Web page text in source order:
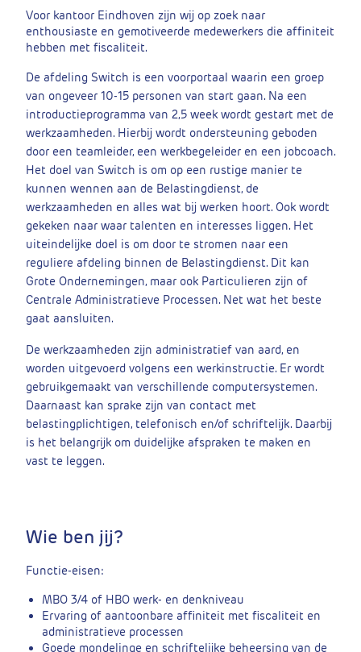
Voor kantoor Eindhoven zijn wij op zoek naar
enthousiaste en gemotiveerde medewerkers die affiniteit
hebben met fiscaliteit.
De afdeling Switch is een voorportaal waarin een groep
van ongeveer 10-15 personen van start gaan. Na een
introductieprogramma van 2,5 week wordt gestart met de
werkzaamheden. Hierbij wordt ondersteuning geboden
door een teamleider, een werkbegeleider en een jobcoach.
Het doel van Switch is om op een rustige manier te
kunnen wennen aan de Belastingdienst, de
werkzaamheden en alles wat bij werken hoort. Ook wordt
gekeken naar waar talenten en interesses liggen. Het
uiteindelijke doel is om door te stromen naar een
reguliere afdeling binnen de Belastingdienst. Dit kan
Grote Ondernemingen, maar ook Particulieren zijn of
Centrale Administratieve Processen. Net wat het beste
gaat aansluiten.
De werkzaamheden zijn administratief van aard, en
worden uitgevoerd volgens een werkinstructie. Er wordt
gebruikgemaakt van verschillende computersystemen.
Daarnaast kan sprake zijn van contact met
belastingplichtigen, telefonisch en/of schriftelijk. Daarbij
is het belangrijk om duidelijke afspraken te maken en
vast te leggen.
Wie ben jij?
Functie-eisen:
MBO 3/4 of HBO werk- en denkniveau
Ervaring of aantoonbare affiniteit met fiscaliteit en
administratieve processen
Goede mondelinge en schriftelijke beheersing van de